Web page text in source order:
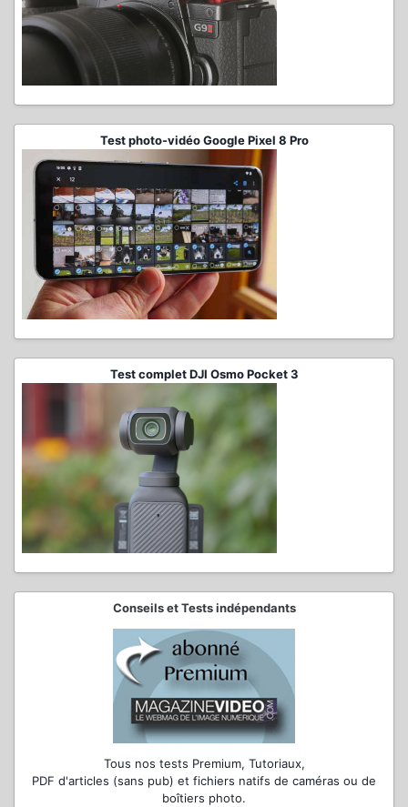
Test photo-vidéo Google Pixel 8 Pro
Test complet DJI Osmo Pocket 3
Conseils et Tests indépendants
Tous nos tests Premium, Tutoriaux,
PDF d'articles (sans pub) et fichiers natifs de caméras ou de
boîtiers photo.